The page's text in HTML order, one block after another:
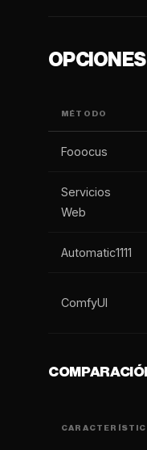
MÉTODO
Fooocus
Servicios
Web
Automatic1111
ComfyUI